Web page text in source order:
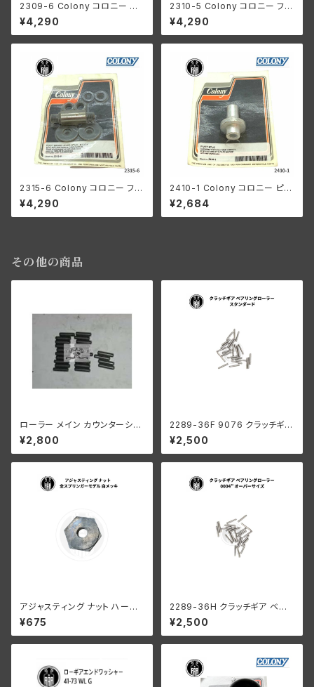
2309-6 Colony コロニー フッ
トブレーキ レバー スタッド 23/
32 オーバーサイズ ハーレーダ
ビッドソン 1936-38年 ナックル
¥4,290
2310-5 Colony コロニー フッ
トブレーキ レバー スタッド オー
バーサイズ ハーレーダビッドソ
ン Harley-Davidson 1939-1
カー 1939-1957年 UL パンヘ
ッド ナックル
¥4,290
2315-6 Colony コロニー フッ
トブレーキ レバー スタッド スト
ック ハーレーダビッドソン 193
6-38年 ナックルヘッド
¥4,290
2410-1 Colony コロニー ピボ
ット スタッド ハーレーダビッドソ
ン 1973-78年 スポーツスター
カドミウムメッキ
¥2,684
その他の商品
ローラー メイン カウンターシャ
フト 0008" オーバーサイズ 24
個
¥2,800
2289-36F 9076 クラッチギア
ベアリングローラー 0004" オ
ーバーサイズ 44個 ハーレーダ
ビッドソン
¥2,500
アジャスティング ナット ハーレ
ーダビッドソン 全スプリンガー
モデル 白メッキ
¥675
2289-36H クラッチギア ベア
リングローラー 0006" オーバ
ーサイズ 44個 ハーレーダビッ
ドソン
¥2,500